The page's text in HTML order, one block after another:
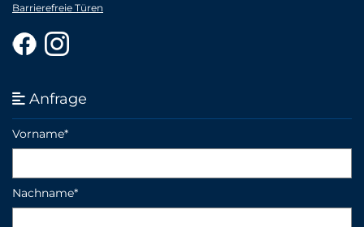
Barrierefreie Türen
 Anfrage
Vorname*
Nachname*